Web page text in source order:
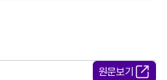
원문보기